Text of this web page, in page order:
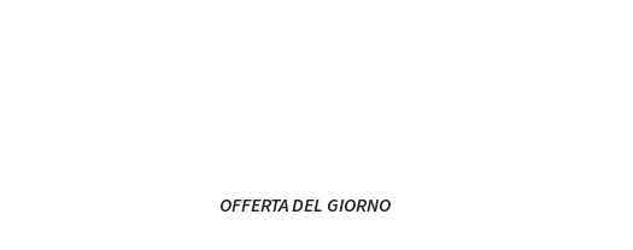
OFFERTA DEL GIORNO